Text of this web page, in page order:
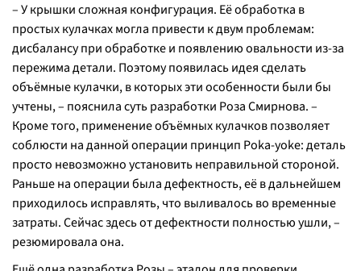
– У крышки сложная конфигурация. Её обработка в
простых кулачках могла привести к двум проблемам:
дисбалансу при обработке и появлению овальности из-за
пережима детали. Поэтому появилась идея сделать
объёмные кулачки, в которых эти особенности были бы
учтены, – пояснила суть разработки Роза Смирнова. –
Кроме того, применение объёмных кулачков позволяет
соблюсти на данной операции принцип Poka-yoke: деталь
просто невозможно установить неправильной стороной.
Раньше на операции была дефектность, её в дальнейшем
приходилось исправлять, что выливалось во временные
затраты. Сейчас здесь от дефектности полностью ушли, –
резюмировала она.